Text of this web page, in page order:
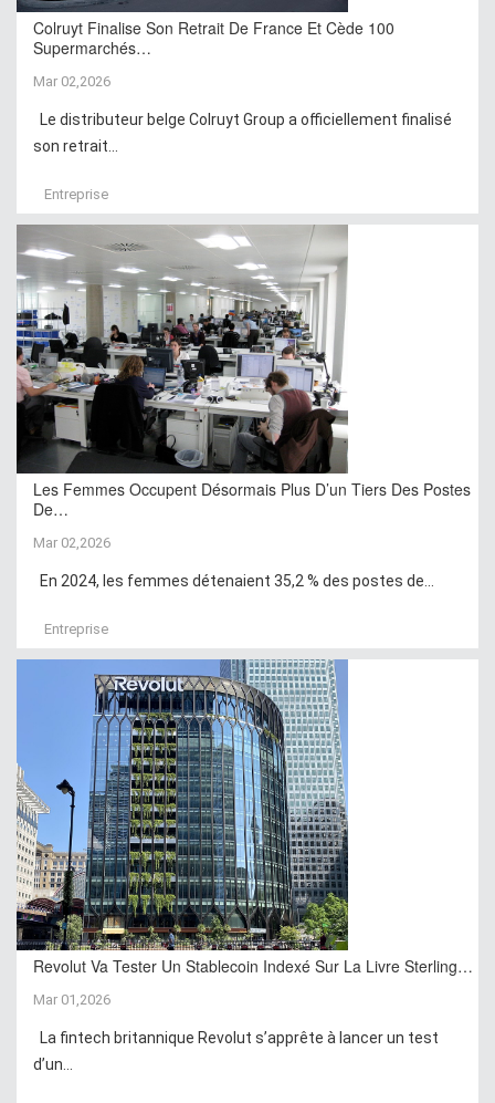
Colruyt Finalise Son Retrait De France Et Cède 100
Supermarchés…
Mar 02,2026
Le distributeur belge Colruyt Group a officiellement finalisé
son retrait...
Entreprise
Les Femmes Occupent Désormais Plus D’un Tiers Des Postes
De…
Mar 02,2026
En 2024, les femmes détenaient 35,2 % des postes de...
Entreprise
Revolut Va Tester Un Stablecoin Indexé Sur La Livre Sterling…
Mar 01,2026
La fintech britannique Revolut s’apprête à lancer un test
d’un...